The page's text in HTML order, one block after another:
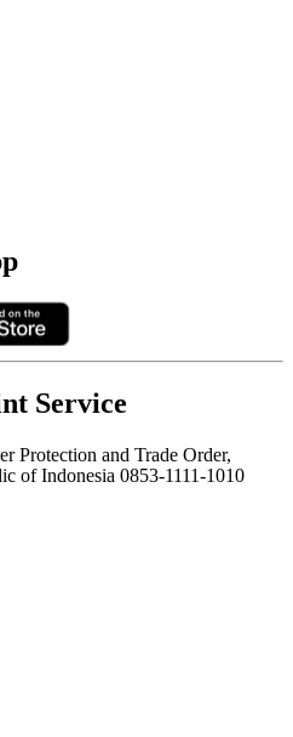
Service
Protection and Trade Order,
of Indonesia 0853-1111-1010